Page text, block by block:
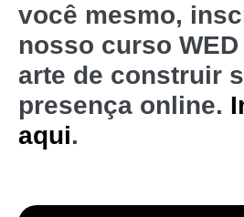
você mesmo,
nosso curso
arte de construir
presença online.
aqui.